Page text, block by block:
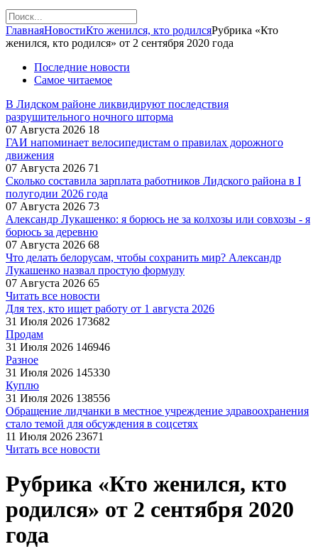
ГлавнаяНовостиКто женился, кто родилсяРубрика «Кто
женился, кто родился» от 2 сентября 2020 года
Последние новости
Самое читаемое
В Лидском районе ликвидируют последствия
разрушительного ночного шторма
07 Августа 2026 18
ГАИ напоминает велосипедистам о правилах дорожного
движения
07 Августа 2026 71
Сколько составила зарплата работников Лидского района в I
полугодии 2026 года
07 Августа 2026 73
Александр Лукашенко: я борюсь не за колхозы или совхозы - я
борюсь за деревню
07 Августа 2026 68
Что делать белорусам, чтобы сохранить мир? Александр
Лукашенко назвал простую формулу
07 Августа 2026 65
Читать все новости
Для тех, кто ищет работу от 1 августа 2026
31 Июля 2026 173682
Продам
31 Июля 2026 146946
Разное
31 Июля 2026 145330
Куплю
31 Июля 2026 138556
Обращение лидчанки в местное учреждение здравоохранения
стало темой для обсуждения в соцсетях
11 Июля 2026 23671
Читать все новости
Рубрика «Кто женился, кто
родился» от 2 сентября 2020
года